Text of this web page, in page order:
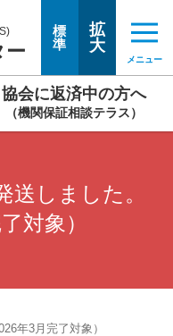
ー
標
準
拡
大
メニュー
協会に返済中の方へ
（機関保証相談テラス）
送しました。
対象）
年3月完了対象）